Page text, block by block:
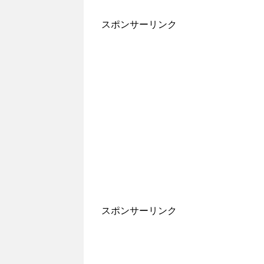
スポンサーリンク
スポンサーリンク